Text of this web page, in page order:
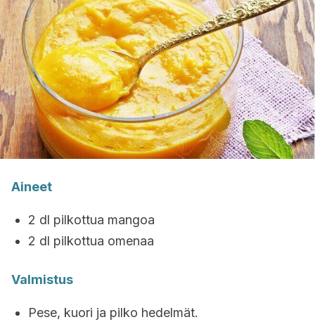
Aineet
2 dl pilkottua mangoa
2 dl pilkottua omenaa
Valmistus
Pese, kuori ja pilko hedelmät.